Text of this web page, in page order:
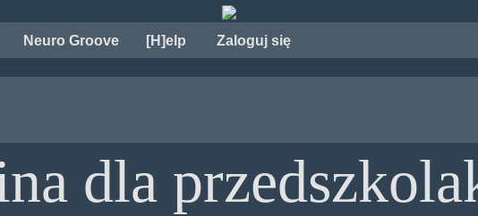
Neuro Groove [H]elp Zaloguj się
dla